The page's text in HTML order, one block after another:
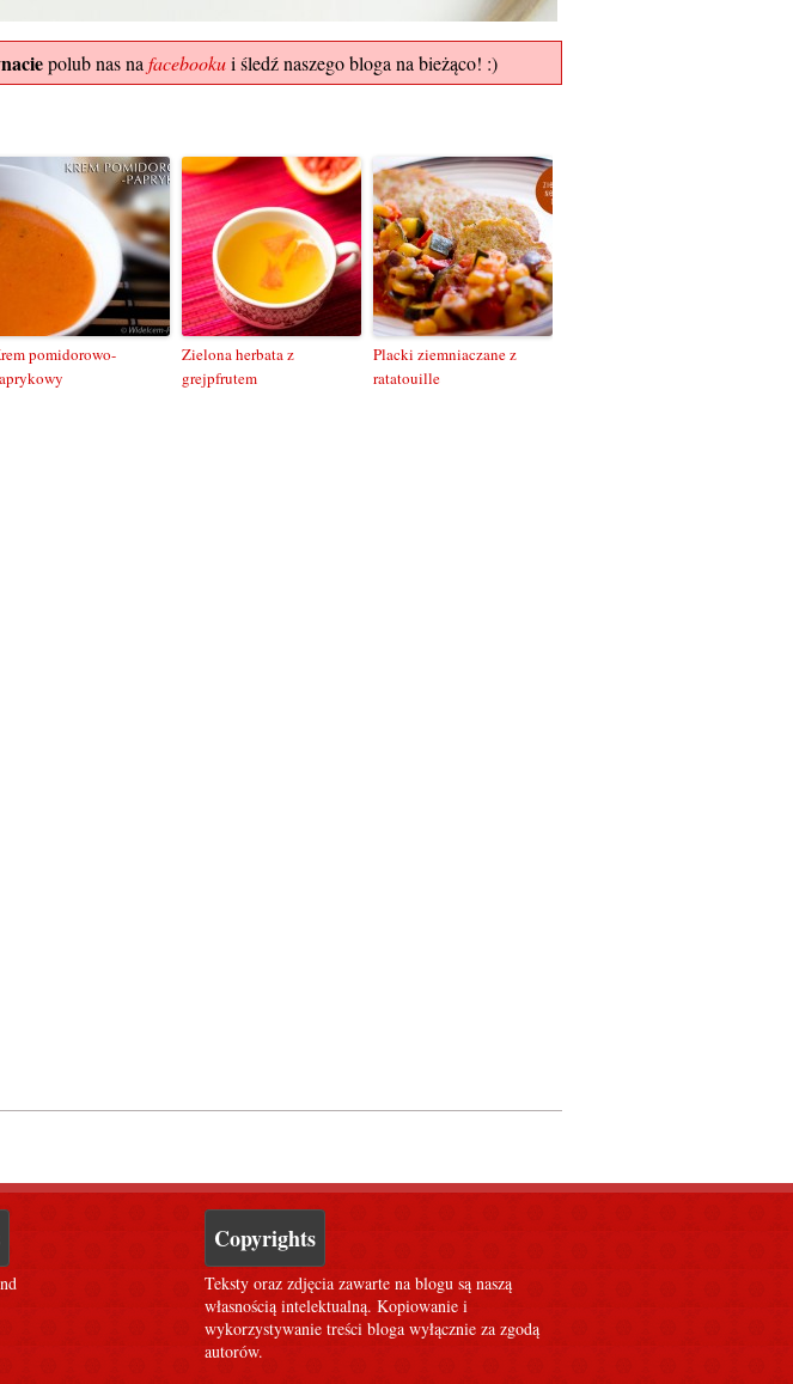
polub nas na facebookui śledź naszego bloga na bieżąco! :)
pomidorowo-
Zielona herbata z
grejpfrutem
Placki ziemniaczane z
ratatouille
Copyrights
Teksty oraz zdjęcia zawarte na blogu są naszą
własnością intelektualną. Kopiowanie i
wykorzystywanie treści bloga wyłącznie za zgodą
autorów.